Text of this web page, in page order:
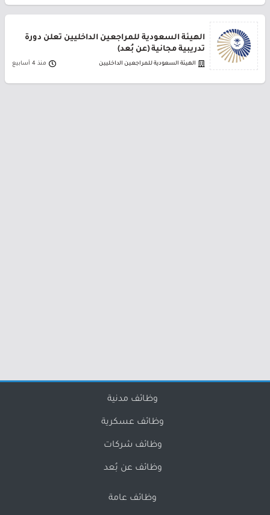
الهيئة السعودية للمراجعين الداخليين تعلن دورة
تدريبية مجانية (عن بُعد)
الهيئة السعودية للمراجعين الداخليين منذ 4 أسابيع
وظائف مدنية
وظائف عسكرية
وظائف شركات
وظائف عن بُعد
وظائف عامة